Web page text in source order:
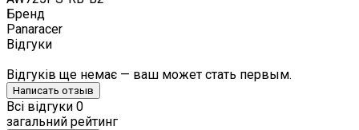
Бренд
Panaracer
Відгуки
Відгуків ще немає — ваш может стать первым.
Написать отзыв
Всі відгуки 0
загальний рейтинг